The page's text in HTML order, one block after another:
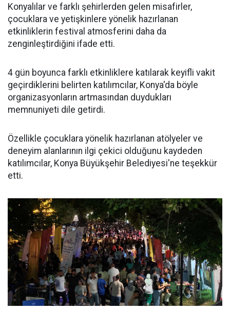
Konyalılar ve farklı şehirlerden gelen misafirler,
çocuklara ve yetişkinlere yönelik hazırlanan
etkinliklerin festival atmosferini daha da
zenginleştirdiğini ifade etti.
4 gün boyunca farklı etkinliklere katılarak keyifli vakit
geçirdiklerini belirten katılımcılar, Konya'da böyle
organizasyonların artmasından duydukları
memnuniyeti dile getirdi.
Özellikle çocuklara yönelik hazırlanan atölyeler ve
deneyim alanlarının ilgi çekici olduğunu kaydeden
katılımcılar, Konya Büyükşehir Belediyesi'ne teşekkür
etti.